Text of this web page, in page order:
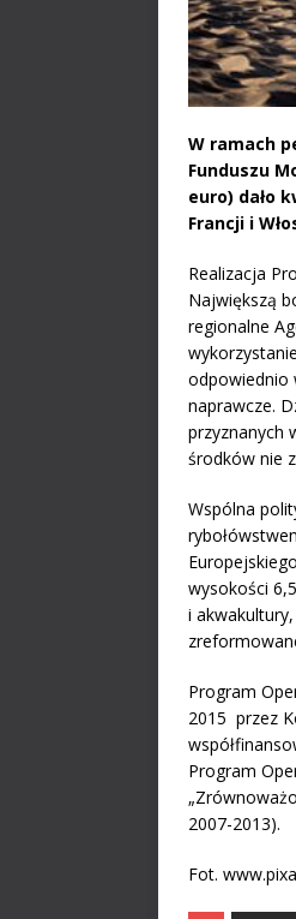
W ramach
Funduszu
euro) dało
Francji i
Realizacja
Największą
regionalne
odpowiednio
naprawcze.
przyznanych
środków nie
Wspólna
wysokości
i
Program
2015 przez
Program
2007-2013).
Fot.